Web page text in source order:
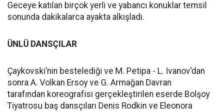
Geceye katılan birçok yerli ve yabancı konuklar temsil
sonunda dakikalarca ayakta alkışladı.
ÜNLÜ DANSÇILAR
Çaykovski’nin bestelediği ve M. Petipa - L. Ivanov’dan
sonra A. Volkan Ersoy ve G. Armağan Davran
tarafından koreografisi gerçekleştirilen eserde Bolşoy
Tiyatrosu baş dansçıları Denis Rodkin ve Eleonora